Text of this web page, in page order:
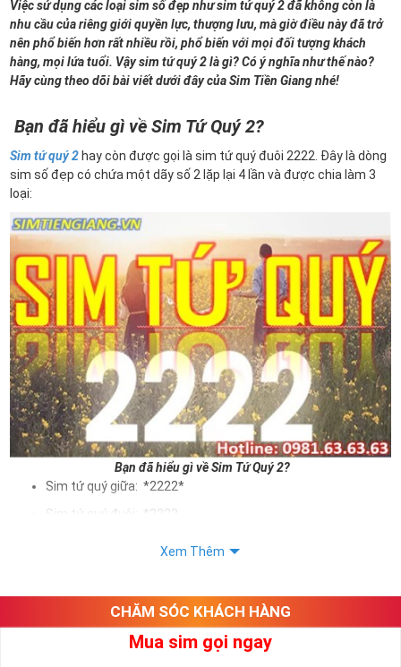
Việc sử dụng các loại sim số đẹp như sim tứ quý 2 đã không còn là
nhu cầu của riêng giới quyền lực, thượng lưu, mà giờ điều này đã trở
nên phổ biến hơn rất nhiều rồi, phổ biến với mọi đối tượng khách
hàng, mọi lứa tuổi. Vậy sim tứ quý 2 là gì? Có ý nghĩa như thế nào?
Hãy cùng theo dõi bài viết dưới đây của Sim Tiền Giang nhé!
Bạn đã hiểu gì về Sim Tứ Quý 2?
Sim tứ quý 2 hay còn được gọi là sim tứ quý đuôi 2222. Đây là dòng
sim số đẹp có chứa một dãy số 2 lặp lại 4 lần và được chia làm 3
loại:
Bạn đã hiểu gì về Sim Tứ Quý 2?
Sim tứ quý giữa: *2222*
Sim tứ quý đuôi: *2222
như sự sắp xếp của các con số trong sim.
Ý nghĩa sim tứ quý 2
Xem Thêm
CHĂM SÓC KHÁCH HÀNG
Mua sim gọi ngay